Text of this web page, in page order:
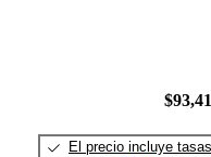
El precio incluye tasas